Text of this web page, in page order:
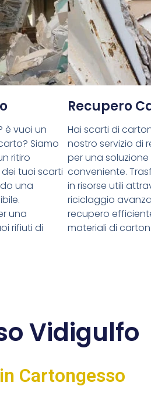
è vuoi un
Siamo
ritiro
tuoi scarti
una
una
rifiuti di
Recupero
Hai scarti di
nostro servizio di
per una
conveniente.
in risorse utili
riciclaggio
recupero
materiali di
Vidigulfo
Cartongesso